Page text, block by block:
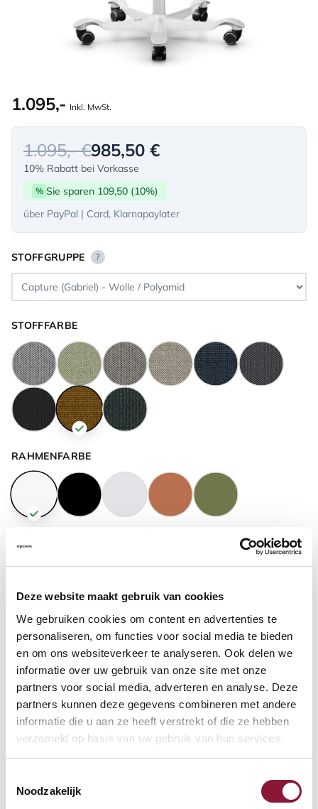
Deze website maakt gebruik van cookies
We gebruiken cookies om content en advertenties te
personaliseren, om functies voor social media te bieden
en om ons websiteverkeer te analyseren. Ook delen we
informatie over uw gebruik van onze site met onze
partners voor social media, adverteren en analyse. Deze
partners kunnen deze gegevens combineren met andere
informatie die u aan ze heeft verstrekt of die ze hebben
verzameld op basis van uw gebruik van hun services.
Noodzakelijk
1.095,- Inkl. MwSt.
1.095,- €985,50 €
10% Rabatt bei Vorkasse
% Sie sparen 109,50 (10%)
über PayPal | Card, Klarnapaylater
STOFFGRUPPE ?
STOFFFARBE
RAHMENFARBE
FUSSRING ?
FUSSRING AUS POLIERTEM ALUMINIUM